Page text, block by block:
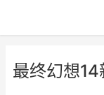
最终幻想